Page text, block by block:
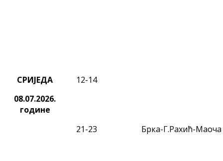
СРИЈЕДА
08.07.2026.
године
12-14
21-23 Брка-Г.Рахић-Маоча